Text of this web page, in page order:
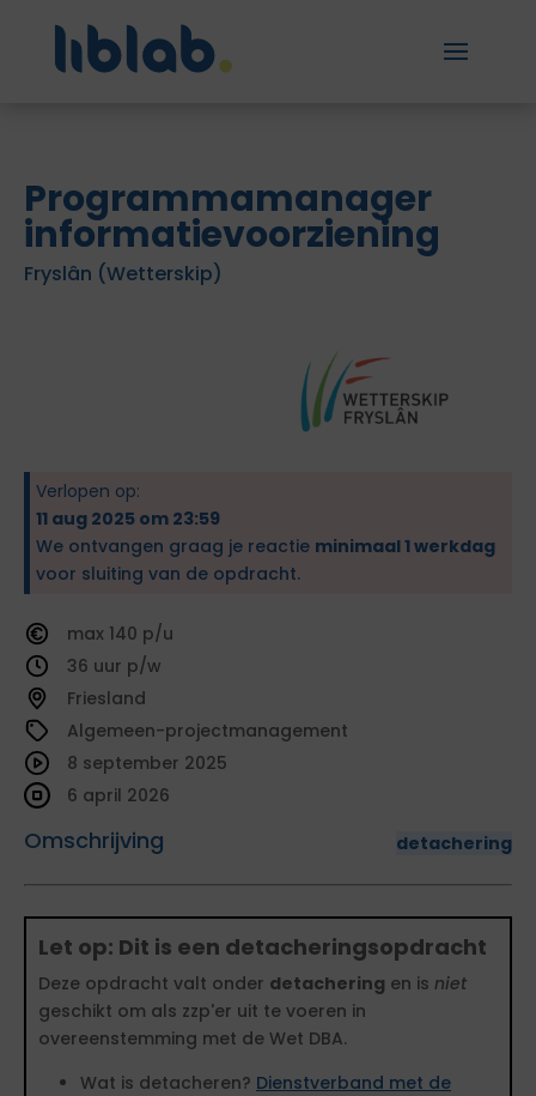
Programmamanager
informatievoorziening
Fryslân (Wetterskip)
Verlopen op:
11 aug 2025 om 23:59
We ontvangen graag je reactie minimaal 1 werkdag
voor sluiting van de opdracht.
140
36
Friesland
Algemeen-projectmanagement
Omschrijving detachering
8 september 2025
6 april 2026
Let op: Dit is een detacheringsopdracht
Deze opdracht valt onder detachering en is niet
geschikt om als zzp'er uit te voeren in
overeenstemming met de Wet DBA.
Wat is detacheren? Dienstverband met de